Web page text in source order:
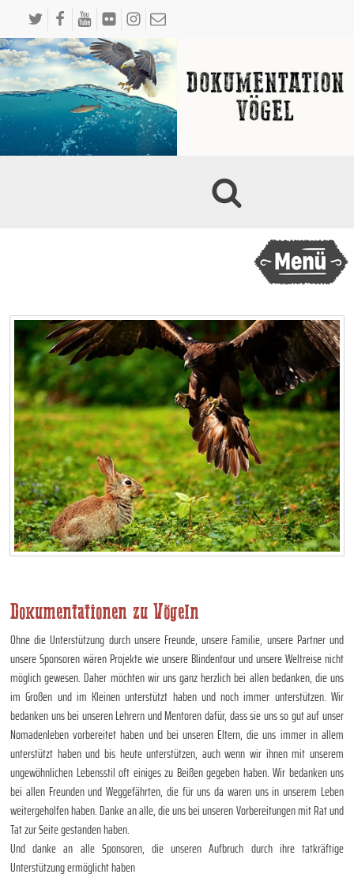
Dokumentationen zu Vögeln
Ohne die Unterstützung durch unsere Freunde, unsere Familie, unsere Partner und
unsere Sponsoren wären Projekte wie unsere Blindentour und unsere Weltreise nicht
möglich gewesen. Daher möchten wir uns ganz herzlich bei allen bedanken, die uns
im Großen und im Kleinen unterstützt haben und noch immer unterstützen. Wir
bedanken uns bei unseren Lehrern und Mentoren dafür, dass sie uns so gut auf unser
Nomadenleben vorbereitet haben und bei unseren Eltern, die uns immer in allem
unterstützt haben und bis heute unterstützen, auch wenn wir ihnen mit unserem
ungewöhnlichen Lebensstil oft einiges zu Beißen gegeben haben. Wir bedanken uns
bei allen Freunden und Weggefährten, die für uns da waren uns in unserem Leben
weitergeholfen haben. Danke an alle, die uns bei unseren Vorbereitungen mit Rat und
Tat zur Seite gestanden haben.
Und danke an alle Sponsoren, die unseren Aufbruch durch ihre tatkräftige
Unterstützung ermöglicht haben